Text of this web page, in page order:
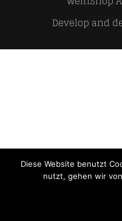
Develop and
Diese Website benutzt
nutzt, gehen wir